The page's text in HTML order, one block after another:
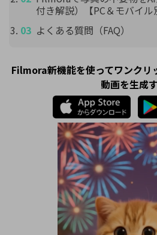
付き解説）【PC＆モバイル
よくある質問（FAQ）
Filmora新機能を使ってワンクリ
動画を生成